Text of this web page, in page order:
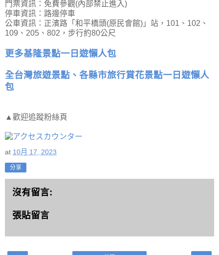
門票資訊：免費參觀(內部禁止進入)
停車資訊：路邊停車
公車資訊：正濱路「和平橋頭(原民會館)」站，101、102、
109、205、802，步行約80公尺
更多基隆景點一日遊懶人包
全台灣旅遊景點、各縣市旅行賞花景點一日遊懶人
包
▲歡迎追蹤粉絲頁
at 10月 17, 2023
分享
沒有留言:
張貼留言